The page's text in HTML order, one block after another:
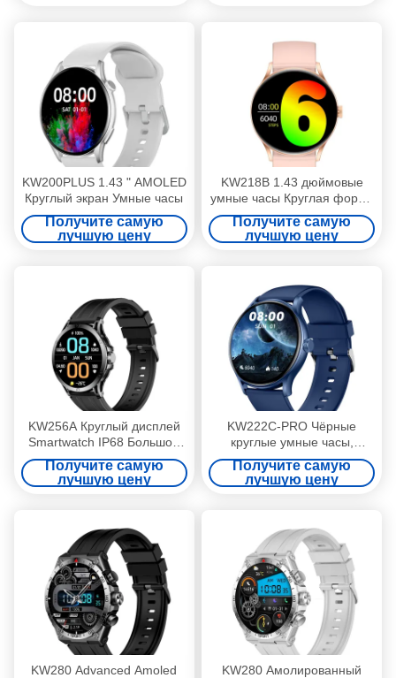
KW200PLUS 1.43 " AMOLED
Круглый экран Умные часы
Получите самую
лучшую цену
KW218B 1.43 дюймовые
умные часы Круглая форма
Амолированный дисплей
Получите самую
лучшую цену
KW256A Круглый дисплей
Smartwatch IP68 Большой
экран Smartwatch 1,6
дюйма
Получите самую
лучшую цену
KW222C-PRO Чёрные
круглые умные часы,
круглые умные часы с TFT
дисплеем
Получите самую
лучшую цену
KW280 Advanced Amoled
KW280 Амолированный